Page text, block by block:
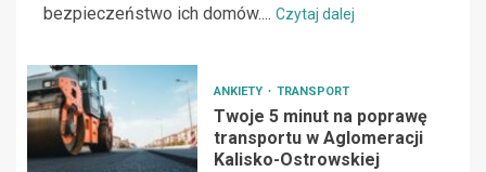
bezpieczeństwo ich domów.... Czytaj dalej
ANKIETY TRANSPORT
Twoje 5 minut na poprawę
transportu w Aglomeracji
Kalisko-Ostrowskiej